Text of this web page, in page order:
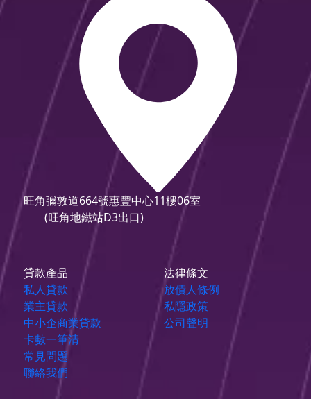
旺角彌敦道664號惠豐中心11樓06室
(旺角地鐵站D3出口)
貸款產品
私人貸款
業主貸款
中小企商業貸款
卡數一筆清
常見問題
聯絡我們
法律條文
放債人條例
私隱政策
公司聲明